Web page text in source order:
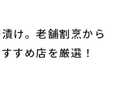
け。老舗割烹から
すめ店を厳選！